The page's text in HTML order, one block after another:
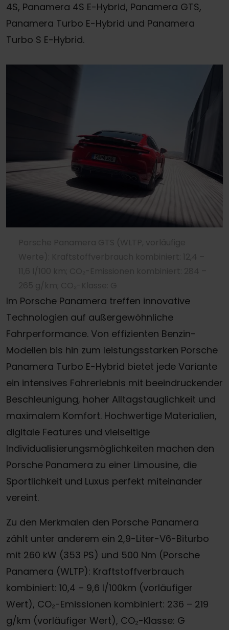
4S, Panamera 4S E-Hybrid, Panamera GTS,
Panamera Turbo E-Hybrid und Panamera
Turbo S E-Hybrid.
Im Porsche Panamera treffen innovative
Technologien auf außergewöhnliche
Fahrperformance. Von effizienten Benzin-
Modellen bis hin zum leistungsstarken Porsche
Panamera Turbo E-Hybrid bietet jede Variante
ein intensives Fahrerlebnis mit beeindruckender
Beschleunigung, hoher Alltagstauglichkeit und
maximalem Komfort. Hochwertige Materialien,
digitale Features und vielseitige
Individualisierungsmöglichkeiten machen den
Porsche Panamera zu einer Limousine, die
Sportlichkeit und Luxus perfekt miteinander
vereint.
Zu den Merkmalen den Porsche Panamera
zählt unter anderem ein 2,9-Liter-V6-Biturbo
mit 260 kW (353 PS) und 500 Nm (Porsche
Panamera (WLTP): Kraftstoffverbrauch
kombiniert: 10,4 – 9,6 l/100km (vorläufiger
Wert), CO₂-Emissionen kombiniert: 236 – 219
g/km (vorläufiger Wert), CO₂-Klasse: G